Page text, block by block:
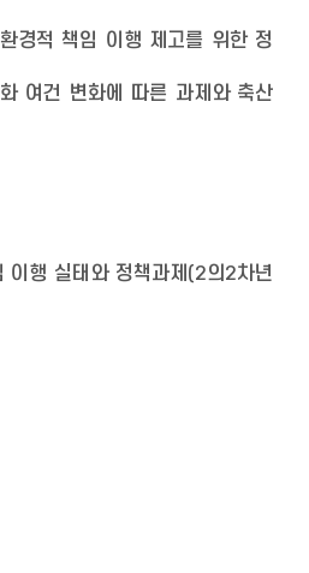
경적 책임 이행 제고를 위한 정
여건 변화에 따른 과제와 축산
이행 실태와 정책과제(2의2차년